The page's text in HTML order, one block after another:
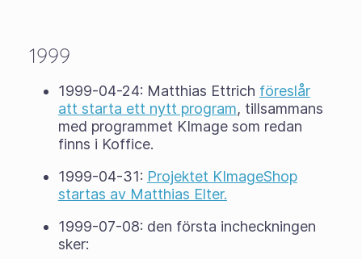
1999
1999-04-24: Matthias Ettrich föreslår
att starta ett nytt program, tillsammans
med programmet KImage som redan
finns i Koffice.
1999-04-31: Projektet KImageShop
startas av Matthias Elter.
1999-07-08: den första incheckningen
sker: